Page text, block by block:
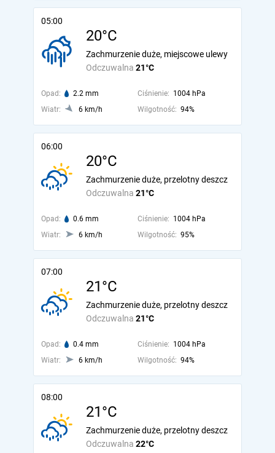
05:00
20°C
Odczuwalna 21°C
Zachmurzenie duże, miejscowe ulewy
Opad: 2.2 mm Ciśnienie: 1004 hPa
Wiatr:
6 km/h Wilgotność: 94%
06:00
20°C
Odczuwalna 21°C
Zachmurzenie duże, przelotny deszcz
Opad: 0.6 mm Ciśnienie: 1004 hPa
Wiatr:
6 km/h Wilgotność: 95%
07:00
21°C
Odczuwalna 21°C
Zachmurzenie duże, przelotny deszcz
Opad: 0.4 mm Ciśnienie: 1004 hPa
Wiatr:
6 km/h Wilgotność: 94%
08:00
21°C
Odczuwalna 22°C
Zachmurzenie duże, przelotny deszcz